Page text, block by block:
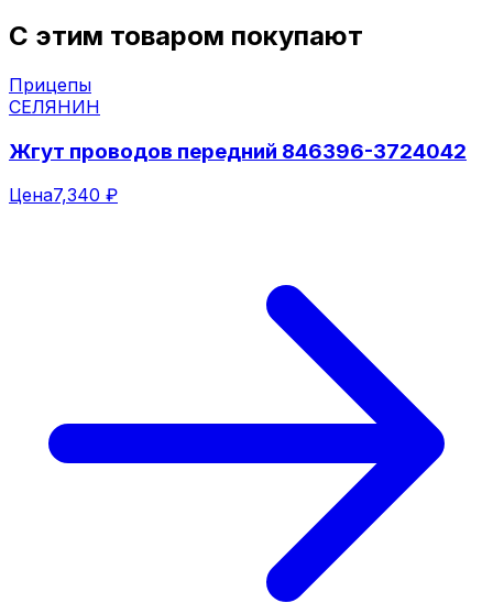
С этим товаром покупают
Прицепы
СЕЛЯНИН
Жгут проводов передний 846396-3724042
Цена7,340 ₽